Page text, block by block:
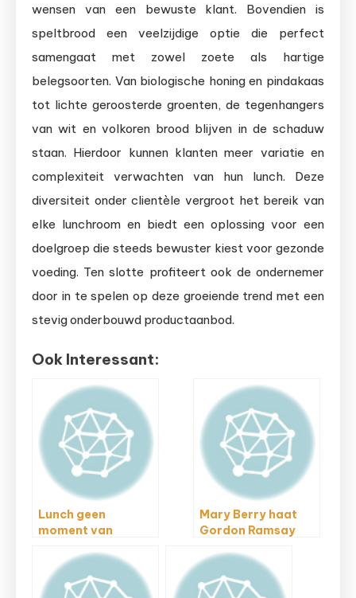
wensen van een bewuste klant. Bovendien is
speltbrood een veelzijdige optie die perfect
samengaat met zowel zoete als hartige
belegsoorten. Van biologische honing en pindakaas
tot lichte geroosterde groenten, de tegenhangers
van wit en volkoren brood blijven in de schaduw
staan. Hierdoor kunnen klanten meer variatie en
complexiteit verwachten van hun lunch. Deze
diversiteit onder clientèle vergroot het bereik van
elke lunchroom en biedt een oplossing voor een
doelgroep die steeds bewuster kiest voor gezonde
voeding. Ten slotte profiteert ook de ondernemer
door in te spelen op deze groeiende trend met een
stevig onderbouwd productaanbod.
Ook Interessant:
Lunch geen
moment van
Mary Berry haat
Gordon Ramsay